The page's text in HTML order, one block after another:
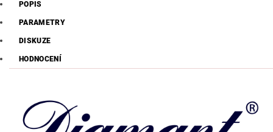
POPIS
PARAMETRY
DISKUZE
HODNOCENÍ